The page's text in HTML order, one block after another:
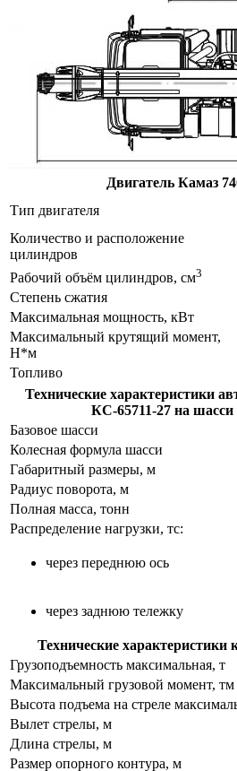
Двигатель Камаз
Тип двигателя
Количество и расположение
цилиндров
Рабочий объём цилиндров, см3
Степень сжатия
Максимальная мощность, кВт
Максимальный крутящий момент,
Н*м
Топливо
Технические характеристики
КС-65711-27 на шасси
Базовое шасси
Колесная формула шасси
Габаритный размеры, м
Радиус поворота, м
Полная масса, тонн
Распределение нагрузки, тс:
через переднюю ось
через заднюю тележку
Технические характеристики
Грузоподъемность максимальная, т
Максимальный грузовой момент, тм
Высота подъема на стреле
Вылет стрелы, м
Длина стрелы, м
Размер опорного контура, м